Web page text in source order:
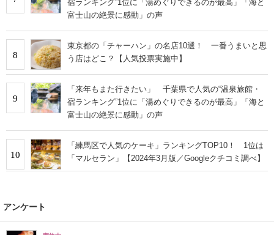
宿ランキング”1位に「湯めぐりできるのが最高」「海と
富士山の絶景に感動」の声
8
東京都の「チャーハン」の名店10選！ 一番うまいと思
う店はどこ？【人気投票実施中】
9
「来年もまた行きたい」 千葉県で人気の“温泉旅館・
宿ランキング”1位に「湯めぐりできるのが最高」「海と
富士山の絶景に感動」の声
10
「練馬区で人気のケーキ」ランキングTOP10！ 1位は
「マルセラン」【2024年3月版／Googleクチコミ調べ】
アンケート